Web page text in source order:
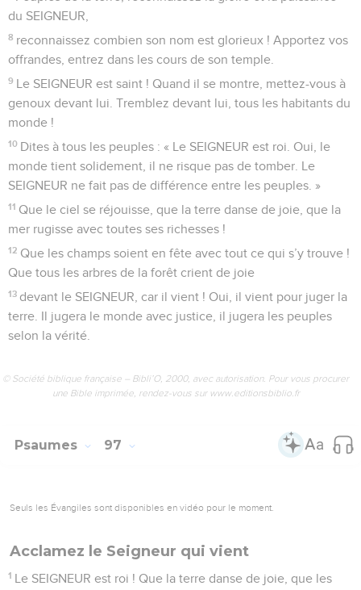
du SEIGNEUR,
8 reconnaissez combien son nom est glorieux ! Apportez vos
offrandes, entrez dans les cours de son temple.
9 Le SEIGNEUR est saint ! Quand il se montre, mettez-vous à
genoux devant lui. Tremblez devant lui, tous les habitants du
monde !
10 Dites à tous les peuples : « Le SEIGNEUR est roi. Oui, le
monde tient solidement, il ne risque pas de tomber. Le
SEIGNEUR ne fait pas de différence entre les peuples. »
11 Que le ciel se réjouisse, que la terre danse de joie, que la
mer rugisse avec toutes ses richesses !
12 Que les champs soient en fête avec tout ce qui s’y trouve !
Que tous les arbres de la forêt crient de joie
13 devant le SEIGNEUR, car il vient ! Oui, il vient pour juger la
terre. Il jugera le monde avec justice, il jugera les peuples
selon la vérité.
© Société biblique française – Bibli’O, 2000, avec autorisation. Pour vous procurer
une Bible imprimée, rendez-vous sur www.editionsbiblio.fr
Psaumes 97
Seuls les Évangiles sont disponibles en vidéo pour le moment.
Acclamez le Seigneur qui vient
1 Le SEIGNEUR est roi ! Que la terre danse de joie, que les